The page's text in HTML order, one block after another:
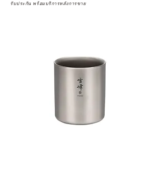
รับประกัน พร้อมบริการหลังการขาย